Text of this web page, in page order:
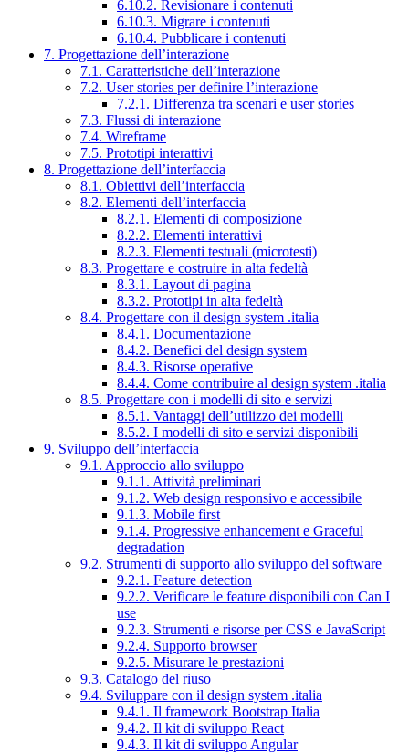
6.10.2. Revisionare i contenuti
6.10.3. Migrare i contenuti
6.10.4. Pubblicare i contenuti
7. Progettazione dell’interazione
7.1. Caratteristiche dell’interazione
7.2. User stories per definire l’interazione
7.2.1. Differenza tra scenari e user stories
7.3. Flussi di interazione
7.4. Wireframe
7.5. Prototipi interattivi
8. Progettazione dell’interfaccia
8.1. Obiettivi dell’interfaccia
8.2. Elementi dell’interfaccia
8.2.1. Elementi di composizione
8.2.2. Elementi interattivi
8.2.3. Elementi testuali (microtesti)
8.3. Progettare e costruire in alta fedeltà
8.3.1. Layout di pagina
8.3.2. Prototipi in alta fedeltà
8.4. Progettare con il design system .italia
8.4.1. Documentazione
8.4.2. Benefici del design system
8.4.3. Risorse operative
8.4.4. Come contribuire al design system .italia
8.5. Progettare con i modelli di sito e servizi
8.5.1. Vantaggi dell’utilizzo dei modelli
8.5.2. I modelli di sito e servizi disponibili
9. Sviluppo dell’interfaccia
9.1. Approccio allo sviluppo
9.1.1. Attività preliminari
9.1.2. Web design responsivo e accessibile
9.1.3. Mobile first
9.1.4. Progressive enhancement e Graceful
degradation
9.2. Strumenti di supporto allo sviluppo del software
9.2.1. Feature detection
9.2.2. Verificare le feature disponibili con Can I
use
9.2.3. Strumenti e risorse per CSS e JavaScript
9.2.4. Supporto browser
9.2.5. Misurare le prestazioni
9.3. Catalogo del riuso
9.4. Sviluppare con il design system .italia
9.4.1. Il framework Bootstrap Italia
9.4.2. Il kit di sviluppo React
9.4.3. Il kit di sviluppo Angular